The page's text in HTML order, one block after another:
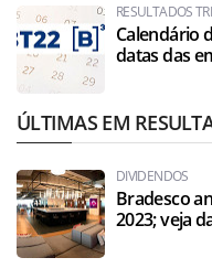
RESULTADOS
Calendário
datas das
ÚLTIMAS EM
DIVIDENDOS
Bradesco
2023; veja